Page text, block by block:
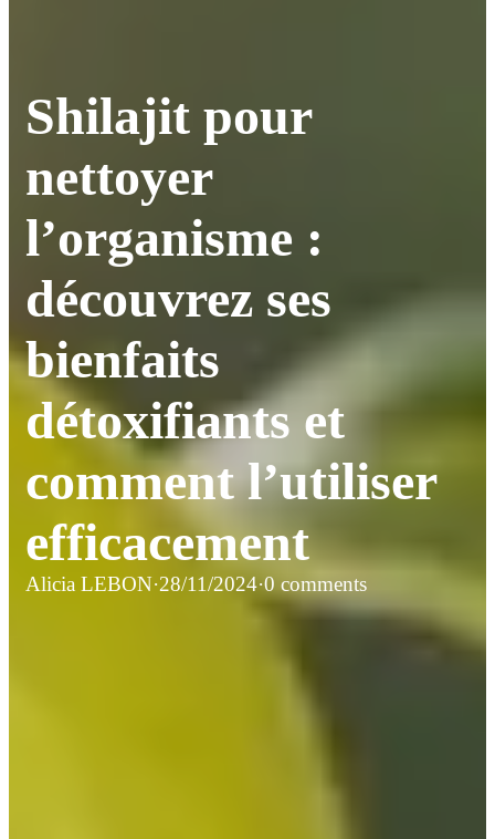
Shilajit pour
nettoyer
l’organisme :
découvrez ses
bienfaits
détoxifiants et
comment l’utiliser
efficacement
Alicia LEBON·28/11/2024·0 comments